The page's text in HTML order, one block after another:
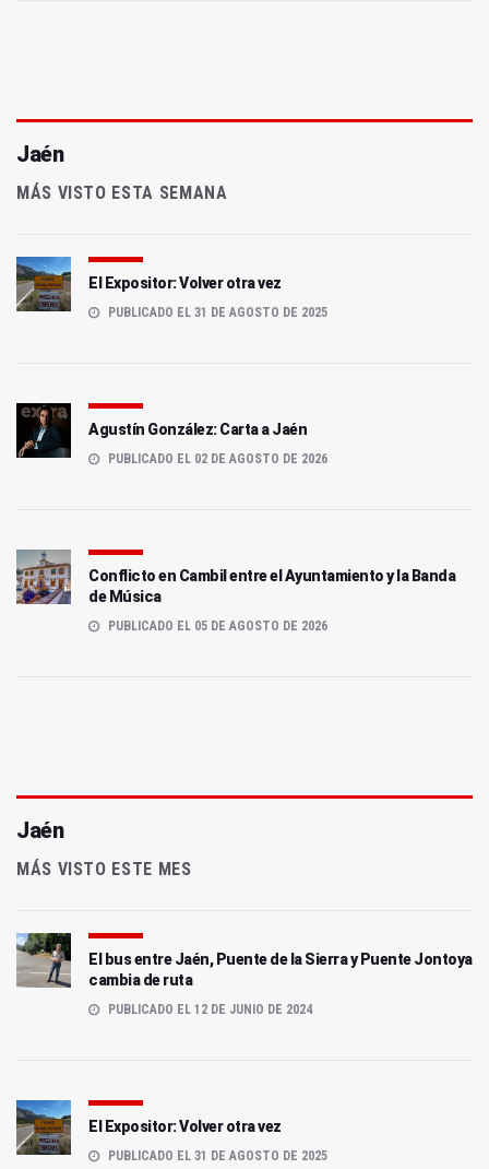
Jaén
MÁS VISTO ESTA SEMANA
El Expositor: Volver otra vez
PUBLICADO EL 31 DE AGOSTO DE 2025
Agustín González: Carta a Jaén
PUBLICADO EL 02 DE AGOSTO DE 2026
Conflicto en Cambil entre el Ayuntamiento y la Banda
de Música
PUBLICADO EL 05 DE AGOSTO DE 2026
Jaén
MÁS VISTO ESTE MES
El bus entre Jaén, Puente de la Sierra y Puente Jontoya
cambia de ruta
PUBLICADO EL 12 DE JUNIO DE 2024
El Expositor: Volver otra vez
PUBLICADO EL 31 DE AGOSTO DE 2025